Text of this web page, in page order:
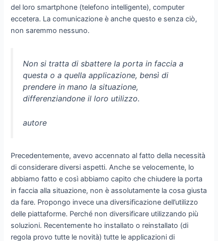
del loro smartphone (telefono intelligente), computer
eccetera. La comunicazione è anche questo e senza ciò,
non saremmo nessuno.
Non si tratta di sbattere la porta in faccia a
questa o a quella applicazione, bensì di
prendere in mano la situazione,
differenziandone il loro utilizzo.
autore
Precedentemente, avevo accennato al fatto della necessità
di considerare diversi aspetti. Anche se velocemente, lo
abbiamo fatto e così abbiamo capito che chiudere la porta
in faccia alla situazione, non è assolutamente la cosa giusta
da fare. Propongo invece una diversificazione dell’utilizzo
delle piattaforme. Perché non diversificare utilizzando più
soluzioni. Recentemente ho installato o reinstallato (di
regola provo tutte le novità) tutte le applicazioni di